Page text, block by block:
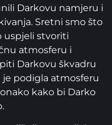
Darkovu namjeru i
Sretni smo što
uspjeli stvoriti
atmosferu i
Darkovu škvadru
je podigla atmosferu
kako bi Darko